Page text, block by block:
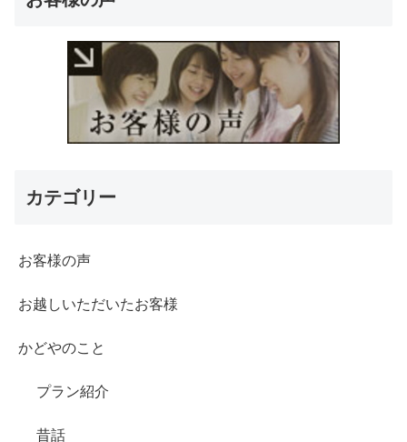
カテゴリー
お客様の声
お越しいただいたお客様
かどやのこと
プラン紹介
昔話